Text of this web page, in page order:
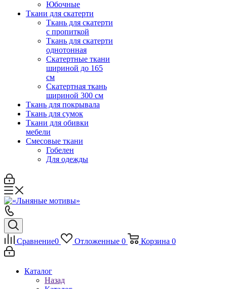
Юбочные
Ткани для скатерти
Ткань для скатерти
с пропиткой
Ткань для скатерти
однотонная
Скатертные ткани
шириной до 165
см
Скатертная ткань
шириной 300 см
Ткань для покрывала
Ткань для сумок
Ткани для обивки
мебели
Смесовые ткани
Гобелен
Для одежды
Сравнение0 Отложенные 0 Корзина 0
Каталог
Назад